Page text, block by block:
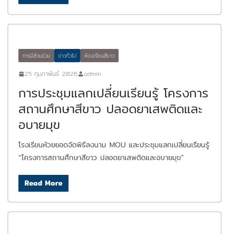
การมีส่วนร่วม ข่าวทั่วไป ห้องเรียนสีขาว
25 กุมภาพันธ์ 2026 admin
การประชุมแลกเปลี่ยนเรียนรู้ โครงการ
สถานศึกษาสีขาว ปลอดยาเสพติดและ
อบายมุข
โรงเรียนห้วยยอดจัดพิธีลงนาม MOU และประชุมแลกเปลี่ยนเรียนรู้
“โครงการสถานศึกษาสีขาว ปลอดยาเสพติดและอบายมุข”
Read More